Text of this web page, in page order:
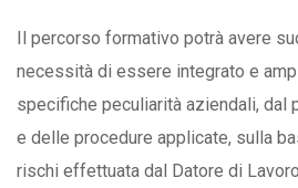
Il percorso formativo potrà avere
necessità di essere integrato e
specifiche peculiarità aziendali, dal
e delle procedure applicate, sulla
rischi effettuata dal Datore di